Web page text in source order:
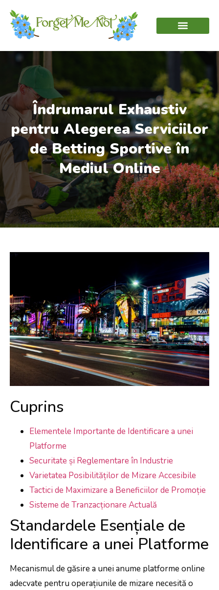
Îndrumarul Exhaustiv
pentru Alegerea Serviciilor
de Betting Sportive în
Mediul Online
Cuprins
Elementele Importante de Identificare a unei
Platforme
Securitate și Reglementare în Industrie
Varietatea Posibilităților de Mizare Accesibile
Tactici de Maximizare a Beneficiilor de Promoție
Sisteme de Tranzacționare Actuală
Standardele Esențiale de
Identificare a unei Platforme
Mecanismul de găsire a unei anume platforme online
adecvate pentru operațiunile de mizare necesită o